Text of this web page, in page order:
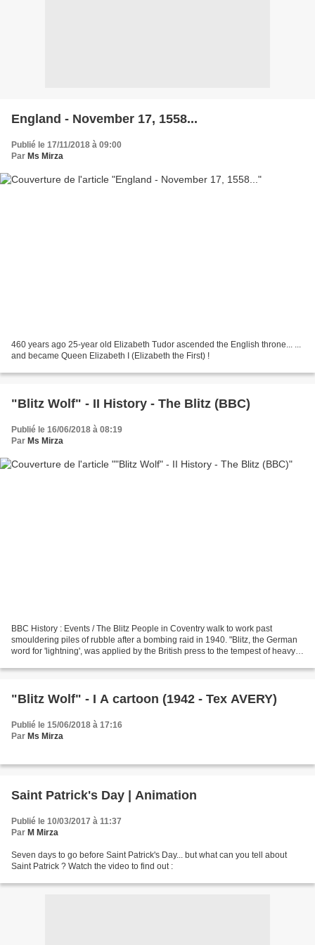
England - November 17, 1558...
Publié le 17/11/2018 à 09:00
Par Ms Mirza
460 years ago 25-year old Elizabeth Tudor ascended the English throne... ...
and became Queen Elizabeth I (Elizabeth the First) !
"Blitz Wolf" - II History - The Blitz (BBC)
Publié le 16/06/2018 à 08:19
Par Ms Mirza
BBC History : Events / The Blitz People in Coventry walk to work past
smouldering piles of rubble after a bombing raid in 1940. "Blitz, the German
word for 'lightning', was applied by the British press to the tempest of heavy
"Blitz Wolf" - I A cartoon (1942 - Tex AVERY)
Publié le 15/06/2018 à 17:16
Par Ms Mirza
Saint Patrick's Day | Animation
Publié le 10/03/2017 à 11:37
Par M Mirza
Seven days to go before Saint Patrick's Day... but what can you tell about
Saint Patrick ? Watch the video to find out :